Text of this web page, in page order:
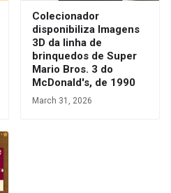
Colecionador
disponibiliza Imagens
3D da linha de
brinquedos de Super
Mario Bros. 3 do
McDonald's, de 1990
March 31, 2026